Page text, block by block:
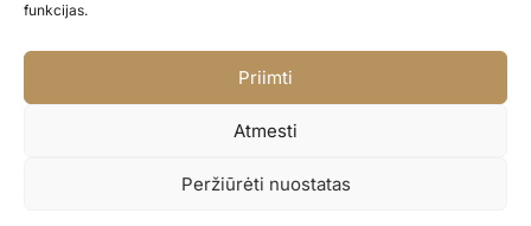
funkcijas.
Priimti
Atmesti
Peržiūrėti nuostatas
Parduotuvės politika
© BALIONAISUMEILE 2024